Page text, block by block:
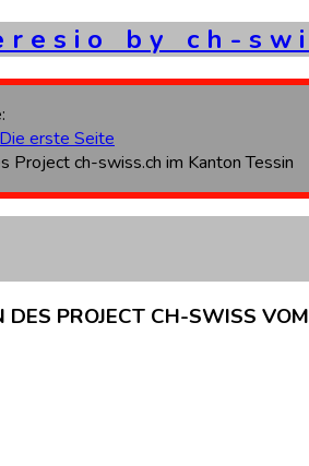
r e s i o b y c h - s w i
erste Seite
Project ch-swiss.ch im Kanton Tessin
DES PROJECT CH-SWISS VOM